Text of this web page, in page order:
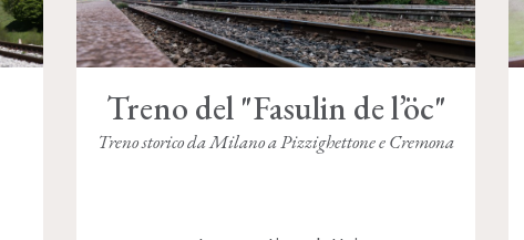
Treno del "Fasulin de l’öc"
Treno storico da Milano a Pizzighettone e Cremona